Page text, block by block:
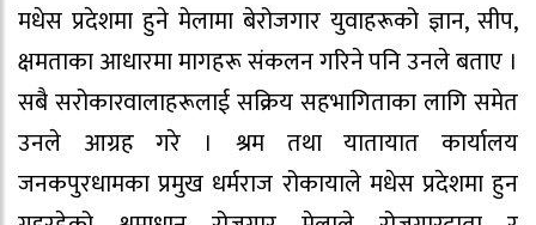
मधेस प्रदेशमा हुने मेलामा बेरोजगार युवाहरूको ज्ञान, सीप,
क्षमताका आधारमा मागहरू संकलन गरिने पनि उनले बताए ।
सबै सरोकारवालाहरूलाई सक्रिय सहभागिताका लागि समेत
उनले आग्रह गरे । श्रम तथा यातायात कार्यालय
जनकपुरधामका प्रमुख धर्मराज रोकायाले मधेस प्रदेशमा हुन